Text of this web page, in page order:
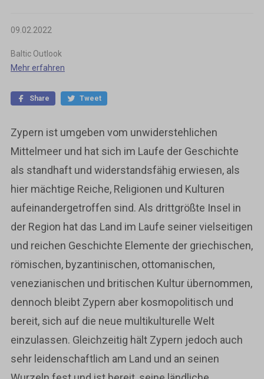
09.02.2022
Baltic Outlook
Mehr erfahren
Share Tweet
Zypern ist umgeben vom unwiderstehlichen
Mittelmeer und hat sich im Laufe der Geschichte
als standhaft und widerstandsfähig erwiesen, als
hier mächtige Reiche, Religionen und Kulturen
aufeinandergetroffen sind. Als drittgrößte Insel in
der Region hat das Land im Laufe seiner vielseitigen
und reichen Geschichte Elemente der griechischen,
römischen, byzantinischen, ottomanischen,
venezianischen und britischen Kultur übernommen,
dennoch bleibt Zypern aber kosmopolitisch und
bereit, sich auf die neue multikulturelle Welt
einzulassen. Gleichzeitig hält Zypern jedoch auch
sehr leidenschaftlich am Land und an seinen